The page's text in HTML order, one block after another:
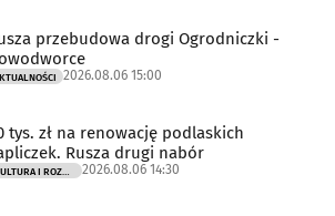
przebudowa drogi Ogrodniczki -
2026.08.06 15:00
tys. zł na renowację podlaskich
Rusza drugi nabór
KULTURA I ROZRYWKA 2026.08.06 14:30